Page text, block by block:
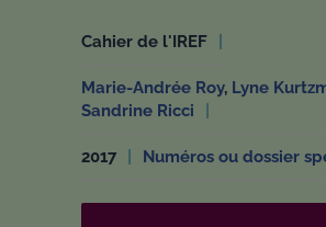
Cahier de l'IREF
Marie-Andrée Roy, Lyne
Sandrine Ricci
2017 Numéros ou dossier